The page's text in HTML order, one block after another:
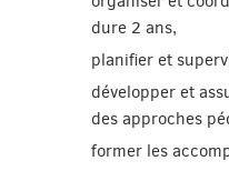
dure 2 ans,
planifier et
développer et
des approches
former les